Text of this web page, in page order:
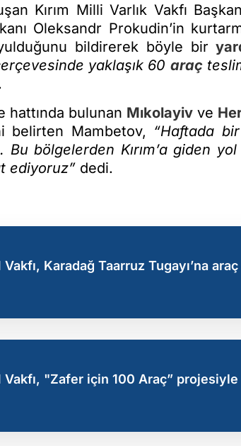
Kırım Milli Varlık Vakfı
Oleksandr Prokudin’in
bildirerek böyle bir
yaklaşık 60 araç
hattında bulunan Mıkolayiv ve
belirten Mambetov, “Haftada
Bu bölgelerden Kırım’a giden
ediyoruz” dedi.
Vakfı, Karadağ Taarruz Tugayı’na
Vakfı, "Zafer için 100 Araç”
aracı gönderdi